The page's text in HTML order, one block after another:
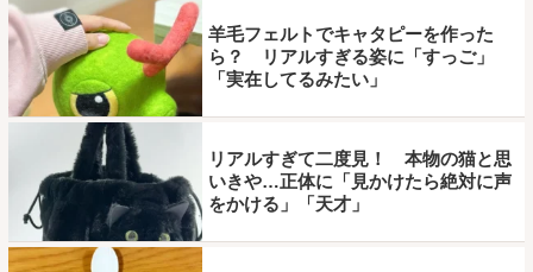
羊毛フェルトでキャタピーを作った
ら？ リアルすぎる姿に「すっご」
「実在してるみたい」
リアルすぎて二度見！ 本物の猫と思
いきや…正体に「見かけたら絶対に声
をかける」「天才」